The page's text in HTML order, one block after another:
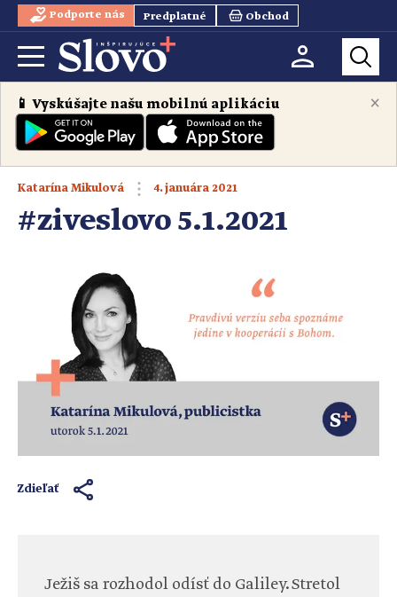
Podporte nás Predplatné Obchod
×
📱 Vyskúšajte našu mobilnú aplikáciu
Katarína Mikulová 4. januára 2021
#ziveslovo 5.1.2021
Zdieľať
Ježiš sa rozhodol odísť do Galiley. Stretol